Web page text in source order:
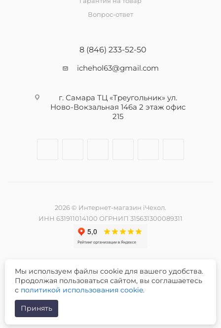
Вопрос-ответ
8 (846) 233-52-50
ichehol63@gmail.com
г. Самара ТЦ «Треугольник» ул.
Ново-Вокзальная 146а 2 этаж офис
215
2026 © Интернет-магазин iЧехол.
ИНН 631911014100 ОГРНИП 315631300089311
Разработка и продвижение сайта -
Мы используем файлы cookie для вашего удобства.
Продолжая пользоваться сайтом, вы соглашаетесь
с политикой использования cookie.
Принять